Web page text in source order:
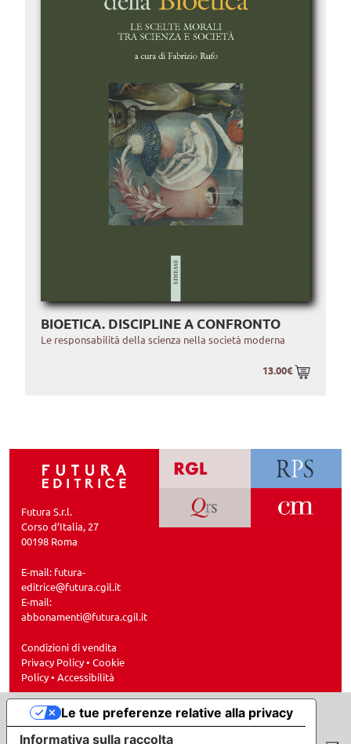
BIOETICA. DISCIPLINE A CONFRONTO
Le responsabilità della scienza nella società moderna
13.00€
Futura S.r.l.
Corso d’Italia, 27
00198 Roma
E-mail: futura-
editrice@futura.cgil.it
E-mail:
abbonamenti@futura.cgil.it
Condizioni di vendita
Privacy Policy• Cookie
Policy• Accessibilità
Informativa sulla raccolta
Le tue preferenze relative alla privacy